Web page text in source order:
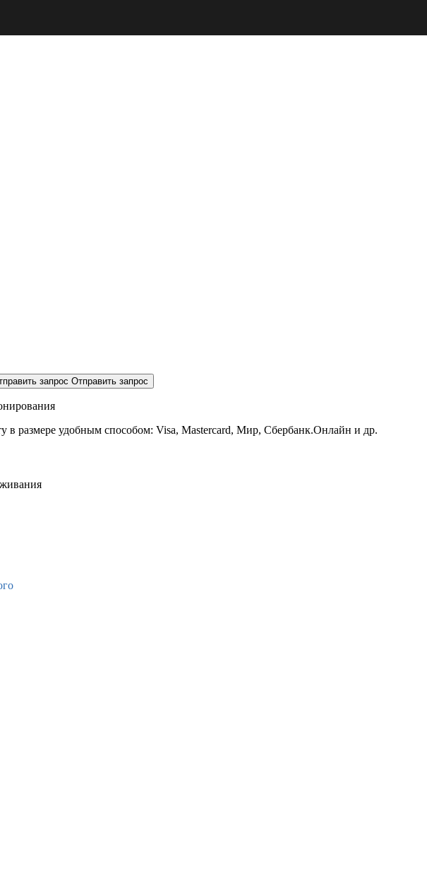
запрос Отправить запрос
в размере удобным способом: Visa, Mastercard, Мир, Сбербанк.Онлайн и др.